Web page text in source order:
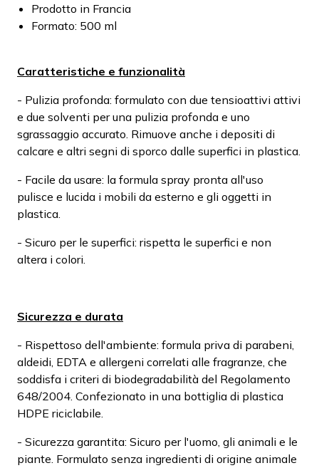
Prodotto in Francia
Formato: 500 ml
Caratteristiche e funzionalità
- Pulizia profonda: formulato con due tensioattivi attivi
e due solventi per una pulizia profonda e uno
sgrassaggio accurato. Rimuove anche i depositi di
calcare e altri segni di sporco dalle superfici in plastica.
- Facile da usare: la formula spray pronta all'uso
pulisce e lucida i mobili da esterno e gli oggetti in
plastica.
- Sicuro per le superfici: rispetta le superfici e non
altera i colori.
Sicurezza e durata
- Rispettoso dell'ambiente: formula priva di parabeni,
aldeidi, EDTA e allergeni correlati alle fragranze, che
soddisfa i criteri di biodegradabilità del Regolamento
648/2004. Confezionato in una bottiglia di plastica
HDPE riciclabile.
- Sicurezza garantita: Sicuro per l'uomo, gli animali e le
piante. Formulato senza ingredienti di origine animale